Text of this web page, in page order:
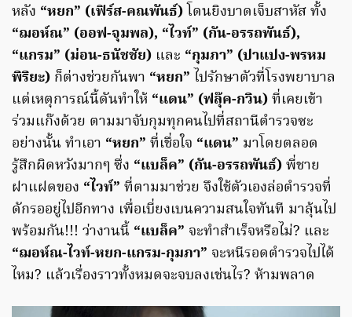
หลัง “หยก” (เฟิร์ส-คณพันธ์) โดนยิงบาดเจ็บสาหัส ทั้ง
“ฌอห์ณ” (ออฟ-จุมพล), “ไวท์” (กัน-อรรถพันธ์),
“แกรม” (ม่อน-ธนัชชัย) และ “กุมภา” (ปาแปง-พรหม
พิริยะ) ก็ต่างช่วยกันพา “หยก” ไปรักษาตัวที่โรงพยาบาล
แต่เหตุการณ์นี้ดันทำให้ “แดน” (ฟลุ๊ค-กวิน)ที่เคยเข้า
ร่วมแก๊งด้วย ตามมาจับกุมทุกคนไปที่สถานีตำรวจซะ
อย่างนั้น ทำเอา “หยก” ที่เชื่อใจ “แดน” มาโดยตลอด
รู้สึกผิดหวังมากๆ ซึ่ง “แบล็ค” (กัน-อรรถพันธ์)พี่ชาย
ฝาแฝดของ “ไวท์” ที่ตามมาช่วย จึงใช้ตัวเองล่อตำรวจที่
ดักรออยู่ไปอีกทาง เพื่อเบี่ยงเบนความสนใจทันที มาลุ้นไป
พร้อมกัน!!! ว่างานนี้ “แบล็ค” จะทำสำเร็จหรือไม่? และ
“ฌอห์ณ-ไวท์-หยก-แกรม-กุมภา” จะหนีรอดตำรวจไปได้
ไหม? แล้วเรื่องราวทั้งหมดจะจบลงเช่นไร? ห้ามพลาด